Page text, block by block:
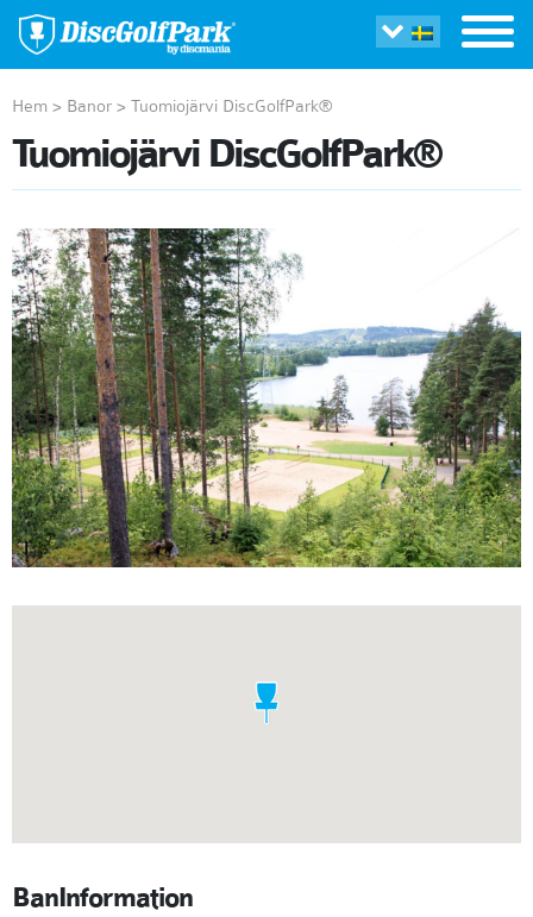
Hem > Banor > Tuomiojärvi DiscGolfPark®
Tuomiojärvi DiscGolfPark®
BanInformation